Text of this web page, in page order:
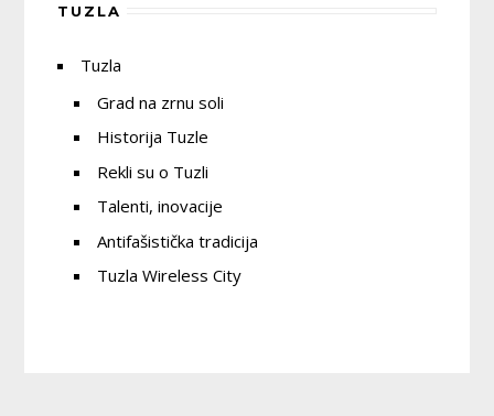
TUZLA
Tuzla
Grad na zrnu soli
Historija Tuzle
Rekli su o Tuzli
Talenti, inovacije
Antifašistička tradicija
Tuzla Wireless City